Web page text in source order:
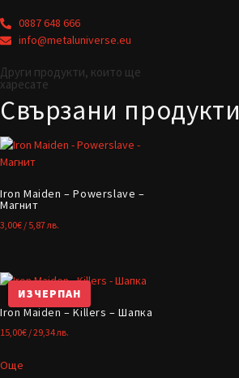
0887 648 666
info@metaluniverse.eu
Други продукти, които ще
харесате
Свързани продукти
Iron Maiden – Powerslave –
Магнит
3,00€ / 5,87 лв.
ИЗЧЕРПАН
Iron Maiden – Killers – Шапка
15,00€ / 29,34 лв.
Още